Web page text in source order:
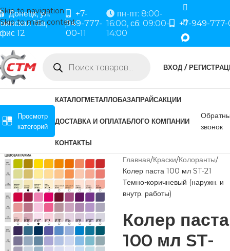
Skip to navigation
Skip to main content
Донецк, ул.
16а,
12
+7-
949-777-
00-11
пн-пт: 8:00-
16:00, сб: 09:00-
14:00
+7-949-777-
ВХОД /
Просмотр
категорий
КАТАЛОГМЕТАЛЛОБАЗАПРАЙСАКЦИИ
ДОСТАВКА И ОПЛАТАБЛОГО КОМПАНИИ
КОНТАКТЫ
звонок
Главная Краски Колоранты
Колер паста 100 мл ST-21
Темно-коричневый (наружн. и
внутр. работы)
Колер паста
100 мл ST-